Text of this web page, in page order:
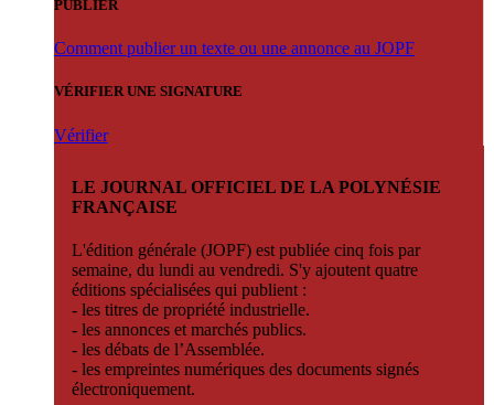
PUBLIER
Comment publier un texte ou une annonce au JOPF
VÉRIFIER UNE SIGNATURE
Vérifier
LE JOURNAL OFFICIEL DE LA POLYNÉSIE
FRANÇAISE
L'édition générale (JOPF) est publiée cinq fois par
semaine, du lundi au vendredi. S'y ajoutent quatre
éditions spécialisées qui publient :
- les titres de propriété industrielle.
- les annonces et marchés publics.
- les débats de l’Assemblée.
- les empreintes numériques des documents signés
électroniquement.